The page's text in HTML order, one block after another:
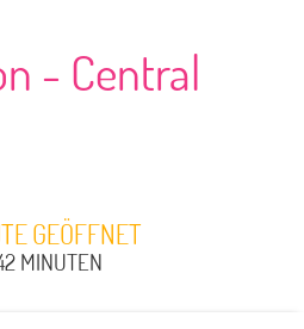
- Central
GEÖFFNET
MINUTEN